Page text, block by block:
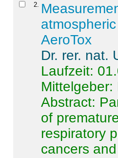
2
AeroTox
Dr. rer. nat.
Laufzeit:
Abstract:
of
respiratory
cancers